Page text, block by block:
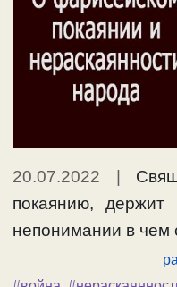
20.07.2022
покаянию, держит
непонимании в